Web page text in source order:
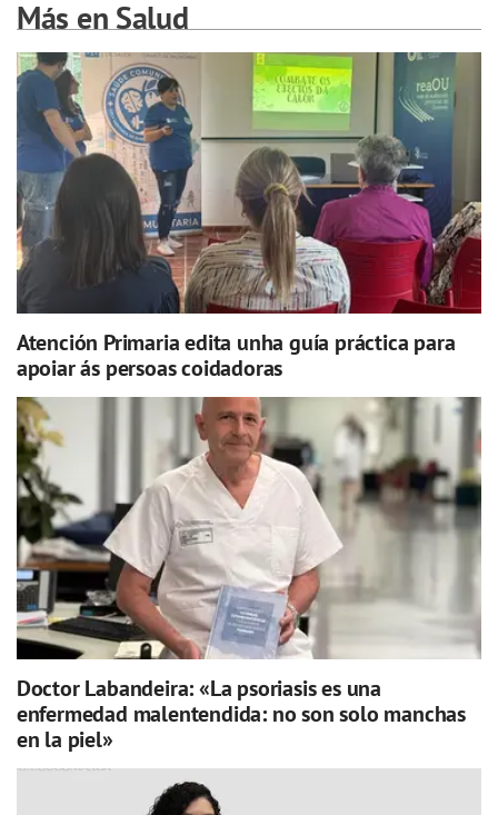
Más en Salud
Atención Primaria edita unha guía práctica para
apoiar ás persoas coidadoras
Doctor Labandeira: «La psoriasis es una
enfermedad malentendida: no son solo manchas
en la piel»